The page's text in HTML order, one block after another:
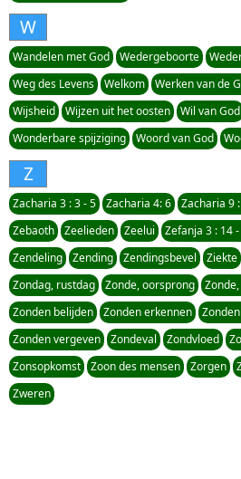
W
Wandelen met God Wedergeboorte
Weg des Levens
Welkom Werken van de
Wijsheid
Wijzen uit het oosten Wil van God
Wonderbare spijziging
Woord van God
Z
Zacharia 3 : 3 - 5 Zacharia 4: 6 Zacharia 9
Zebaoth
Zeelieden Zeelui Zefanja 3 : 14
Zendeling
Zending Zendingsbevel Ziekte
Zondag, rustdag
Zonde, oorsprong
Zonden belijden
Zonden erkennen
Zonden vergeven
Zondeval Zondvloed
Zonsopkomst
Zoon des mensen Zorgen
Zweren